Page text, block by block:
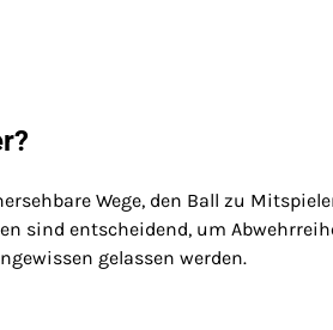
Wege, den Ball zu
sind entscheidend, um
gelassen werden.